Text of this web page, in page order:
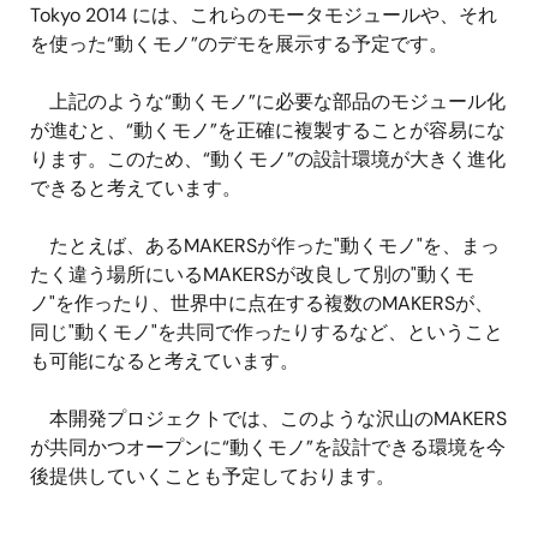
Tokyo 2014 には、これらのモータモジュールや、それ
を使った“動くモノ”のデモを展示する予定です。
上記のような“動くモノ”に必要な部品のモジュール化
が進むと、“動くモノ”を正確に複製することが容易にな
ります。このため、“動くモノ”の設計環境が大きく進化
できると考えています。
たとえば、あるMAKERSが作った"動くモノ"を、まっ
たく違う場所にいるMAKERSが改良して別の"動くモ
ノ"を作ったり、世界中に点在する複数のMAKERSが、
同じ"動くモノ"を共同で作ったりするなど、ということ
も可能になると考えています。
本開発プロジェクトでは、このような沢山のMAKERS
が共同かつオープンに“動くモノ”を設計できる環境を今
後提供していくことも予定しております。